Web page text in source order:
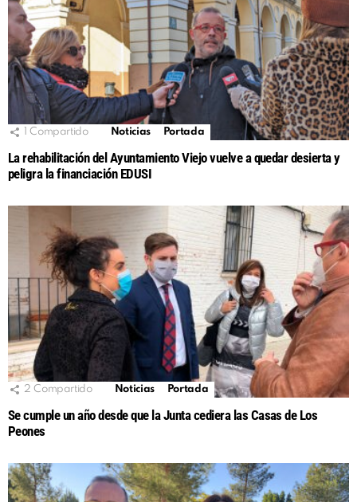
Compartido Noticias Portada
La rehabilitación del Ayuntamiento Viejo vuelve a quedar desierta y
peligra la financiación EDUSI
2 Compartido Noticias Portada
Se cumple un año desde que la Junta cediera las Casas de Los
Peones